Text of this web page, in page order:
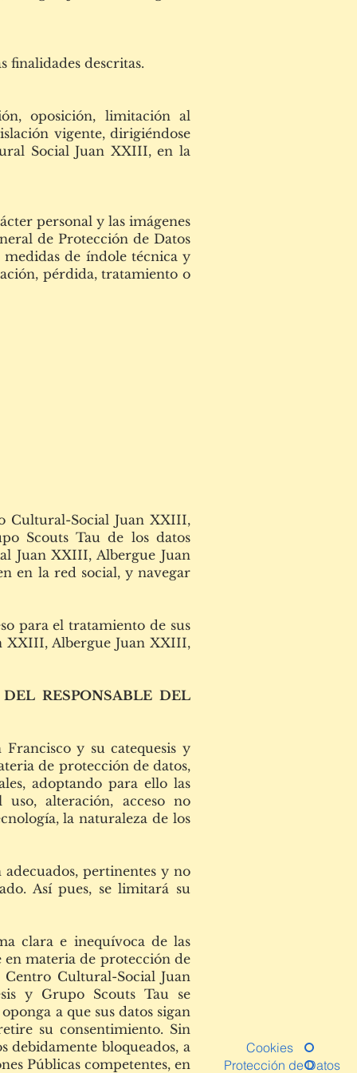
Cookies
Protección de Datos
finalidades descritas.
oposición, limitación al
vigente, dirigiéndose
Social Juan XXIII, en la
personal y las imágenes
de Protección de Datos
de índole técnica y
pérdida, tratamiento o
Cultural-Social Juan XXIII,
Scouts Tau de los datos
Juan XXIII, Albergue Juan
en la red social, y navegar
para el tratamiento de sus
XXIII, Albergue Juan XXIII,
RESPONSABLE DEL
y su catequesis y
de protección de datos,
adoptando para ello las
alteración, acceso no
la naturaleza de los
adecuados, pertinentes y no
Así pues, se limitará su
clara e inequívoca de las
en materia de protección de
Cultural-Social Juan
y Grupo Scouts Tau se
a que sus datos sigan
su consentimiento. Sin
debidamente bloqueados, a
Públicas competentes, en